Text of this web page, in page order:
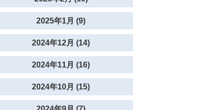
2025年1月 (9)
2024年12月 (14)
2024年11月 (16)
2024年10月 (15)